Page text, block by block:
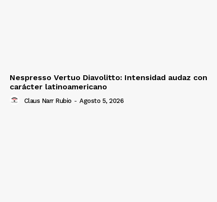
Nespresso Vertuo Diavolitto: Intensidad audaz con
carácter latinoamericano
Claus Narr Rubio - Agosto 5, 2026